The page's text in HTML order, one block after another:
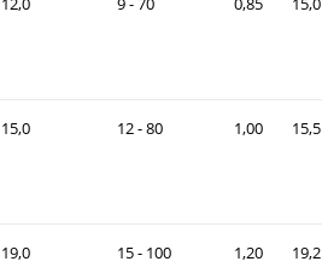
15,0 12 - 80 1,00 15,5
19,0 15 - 100 1,20 19,2